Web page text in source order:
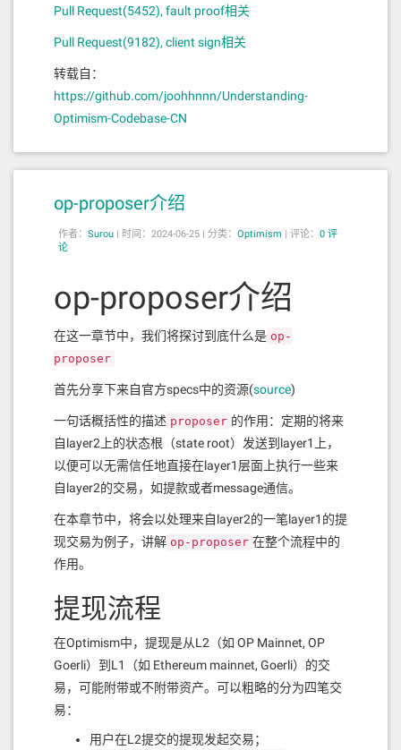
Pull Request(5452), fault proof相关
Pull Request(9182), client sign相关
转载自：
https://github.com/joohhnnn/Understanding-
Optimism-Codebase-CN
op-proposer介绍
作者： Surou | 时间：2024-06-25 | 分类： Optimism | 评论： 0 评
论
op-proposer介绍
在这一章节中，我们将探讨到底什么是 op-
proposer
首先分享下来自官方specs中的资源(source)
一句话概括性的描述 proposer 的作用：定期的将来
自layer2上的状态根（state root）发送到layer1上，
以便可以无需信任地直接在layer1层面上执行一些来
自layer2的交易，如提款或者message通信。
在本章节中，将会以处理来自layer2的一笔layer1的提
现交易为例子，讲解 op-proposer 在整个流程中的
作用。
提现流程
在Optimism中，提现是从L2（如 OP Mainnet, OP
Goerli）到L1（如 Ethereum mainnet, Goerli）的交
易，可能附带或不附带资产。可以粗略的分为四笔交
易：
用户在L2提交的提现发起交易；